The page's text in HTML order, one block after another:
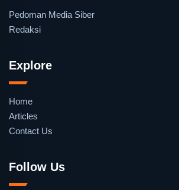
Pedoman Media Siber
Redaksi
Explore
Home
Articles
Contact Us
Follow Us